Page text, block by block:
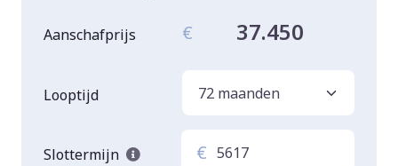
Aanschafprijs € 37.450
Looptijd
Slottermijn €